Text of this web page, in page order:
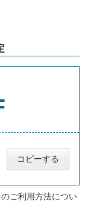
コピーする
ご利用方法につい